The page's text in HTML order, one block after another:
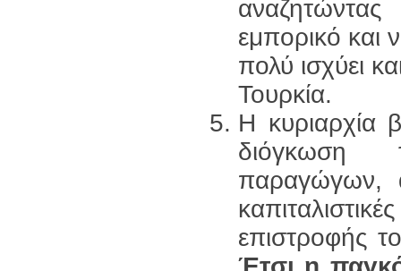
εμπορικό και
πολύ ισχύει
Τουρκία.
Η κυριαρχία
διόγκωση
παραγώγων,
επιστροφής